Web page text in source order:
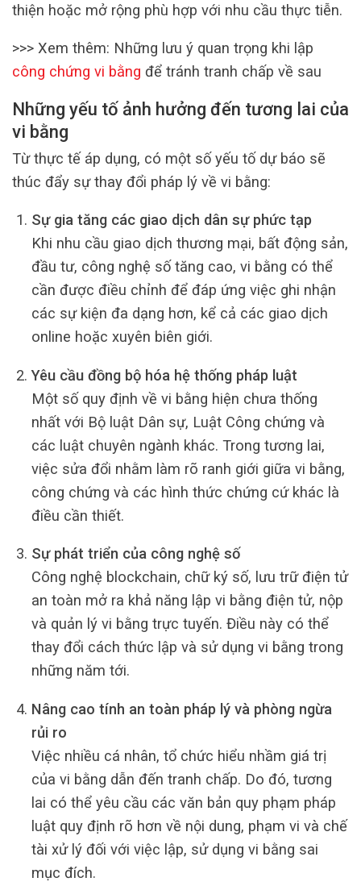
thiện hoặc mở rộng phù hợp với nhu cầu thực tiễn.
>>> Xem thêm: Những lưu ý quan trọng khi lập
công chứng vi bằng để tránh tranh chấp về sau
Những yếu tố ảnh hưởng đến tương lai của
vi bằng
Từ thực tế áp dụng, có một số yếu tố dự báo sẽ
thúc đẩy sự thay đổi pháp lý về vi bằng:
Sự gia tăng các giao dịch dân sự phức tạp
Khi nhu cầu giao dịch thương mại, bất động sản,
đầu tư, công nghệ số tăng cao, vi bằng có thể
cần được điều chỉnh để đáp ứng việc ghi nhận
các sự kiện đa dạng hơn, kể cả các giao dịch
online hoặc xuyên biên giới.
Yêu cầu đồng bộ hóa hệ thống pháp luật
Một số quy định về vi bằng hiện chưa thống
nhất với Bộ luật Dân sự, Luật Công chứng và
các luật chuyên ngành khác. Trong tương lai,
việc sửa đổi nhằm làm rõ ranh giới giữa vi bằng,
công chứng và các hình thức chứng cứ khác là
điều cần thiết.
Sự phát triển của công nghệ số
Công nghệ blockchain, chữ ký số, lưu trữ điện tử
an toàn mở ra khả năng lập vi bằng điện tử, nộp
và quản lý vi bằng trực tuyến. Điều này có thể
thay đổi cách thức lập và sử dụng vi bằng trong
những năm tới.
Nâng cao tính an toàn pháp lý và phòng ngừa
rủi ro
Việc nhiều cá nhân, tổ chức hiểu nhầm giá trị
của vi bằng dẫn đến tranh chấp. Do đó, tương
lai có thể yêu cầu các văn bản quy phạm pháp
luật quy định rõ hơn về nội dung, phạm vi và chế
tài xử lý đối với việc lập, sử dụng vi bằng sai
mục đích.